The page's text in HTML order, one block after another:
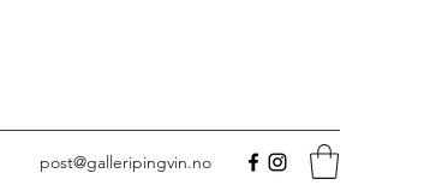
post@galleripingvin.no